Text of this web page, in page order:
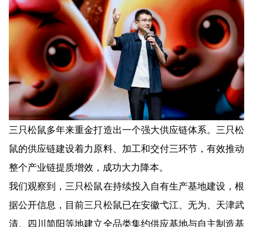
三只松鼠多年来重金打造出一个强大供应链体系。三只松
鼠的供应链建设着力原料、加工和交付三环节，有效推动
整个产业链提质增效，成功大力降本。
我们观察到，三只松鼠在持续投入自有生产基地建设，根
据公开信息，目前三只松鼠已在安徽弋江、无为、天津武
清、四川简阳等地建立全品类集约供应基地与自主制造基